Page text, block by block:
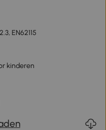
EN62115
kinderen